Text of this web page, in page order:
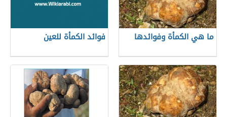
ما هي الكمأة وفوائدها فوائد الكمأة للعين